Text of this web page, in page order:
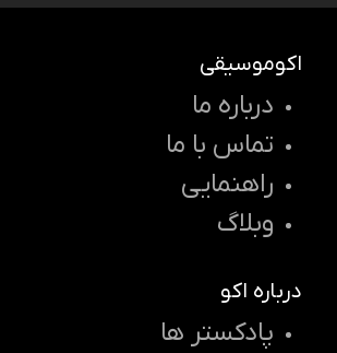
اکوموسیقی
درباره ما
تماس با ما
راهنمایی
وبلاگ
درباره اکو
پادکستر ها